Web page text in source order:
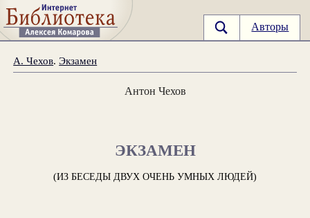
Авторы
А. Чехов.Экзамен
Антон Чехов
ЭКЗАМЕН
(ИЗ БЕСЕДЫ ДВУХ ОЧЕНЬ УМНЫХ ЛЮДЕЙ)